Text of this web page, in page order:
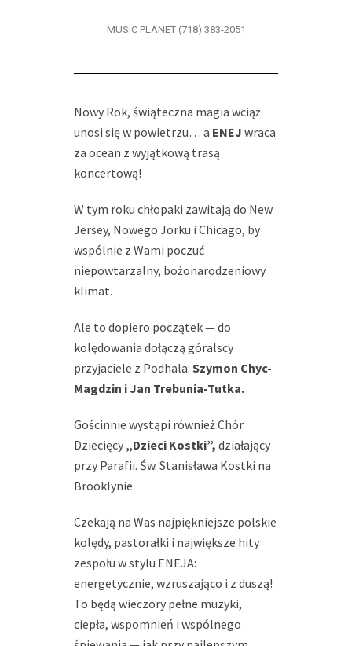
MUSIC PLANET (718) 383-2051
Nowy Rok, świąteczna magia wciąż
unosi się w powietrzu… a ENEJ wraca
za ocean z wyjątkową trasą
koncertową!
W tym roku chłopaki zawitają do New
Jersey, Nowego Jorku i Chicago, by
wspólnie z Wami poczuć
niepowtarzalny, bożonarodzeniowy
klimat.
Ale to dopiero początek — do
kolędowania dołączą góralscy
przyjaciele z Podhala: Szymon Chyc-
Magdzin i Jan Trebunia-Tutka.
Gościnnie wystąpi również Chór
Dziecięcy „Dzieci Kostki”, działający
przy Parafii. Św. Stanisława Kostki na
Brooklynie.
Czekają na Was najpiękniejsze polskie
kolędy, pastorałki i największe hity
zespołu w stylu ENEJA:
energetycznie, wzruszająco i z duszą!
To będą wieczory pełne muzyki,
ciepła, wspomnień i wspólnego